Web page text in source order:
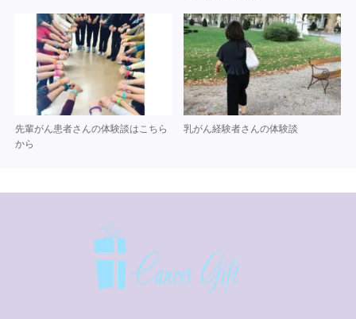
先輩がん患者さんの体験談はこちら
から
乳がん経験者さんの体験談